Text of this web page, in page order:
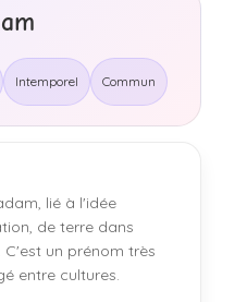
Intemporel Commun
lié à l'idée
de terre dans
un prénom très
entre cultures.